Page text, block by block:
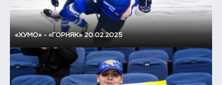
«ХУМО» - «ГОРНЯК» 20.02.2025